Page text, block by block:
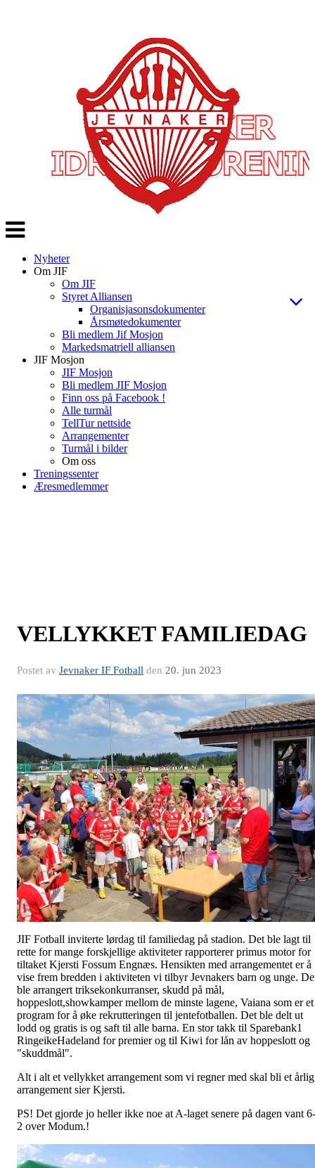
Veksle
navigasjon
Nyheter
Om JIF
Om JIF
Styret Alliansen
Organisjasonsdokumenter
Årsmøtedokumenter
Bli medlem Jif Mosjon
Markedsmatriell alliansen
JIF Mosjon
JIF Mosjon
Bli medlem JIF Mosjon
Finn oss på Facebook !
Alle turmål
TellTur nettside
Arrangementer
Turmål i bilder
Om oss
Treningssenter
Æresmedlemmer
VELLYKKET FAMILIEDAG
Postet av Jevnaker IF Fotball den 20. jun 2023
JIF Fotball inviterte lørdag til familiedag på stadion. Det ble lagt til
rette for mange forskjellige aktiviteter rapporterer primus motor for
tiltaket Kjersti Fossum Engnæs. Hensikten med arrangementet er å
vise frem bredden i aktiviteten vi tilbyr Jevnakers barn og unge.
ble arrangert triksekonkurranser, skudd på mål,
hoppeslott,showkamper mellom de minste lagene, Vaiana som er et
program for å øke rekrutteringen til jentefotballen. Det ble delt ut
lodd og gratis is og saft til alle barna. En stor takk til Sparebank1
RingeikeHadeland for premier og til Kiwi for lån av hoppeslott og
"skuddmål".
Alt i alt et vellykket arrangement som vi regner med skal bli et årlig
arrangement sier Kjersti.
PS! Det gjorde jo heller ikke noe at A-laget senere på dagen vant 6-
2 over Modum.!